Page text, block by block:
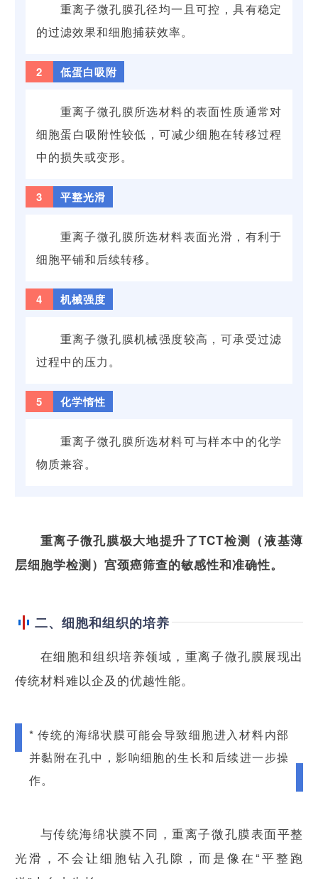
重离子微孔膜孔径均一且可控，具有稳定
的过滤效果和细胞捕获效率。
2 低蛋白吸附
重离子微孔膜所选材料的表面性质通常对
细胞蛋白吸附性较低，可减少细胞在转移过程
中的损失或变形。
3 平整光滑
重离子微孔膜所选材料表面光滑，有利于
细胞平铺和后续转移。
4 机械强度
重离子微孔膜机械强度较高，可承受过滤
过程中的压力。
5 化学惰性
重离子微孔膜所选材料可与样本中的化学
物质兼容。
重离子微孔膜极大地提升了TCT检测（液基薄
层细胞学检测）宫颈癌筛查的敏感性和准确性。
二、细胞和组织的培养
在细胞和组织培养领域，重离子微孔膜展现出
传统材料难以企及的优越性能。
* 传统的海绵状膜可能会导致细胞进入材料内部
并黏附在孔中，影响细胞的生长和后续进一步操
作。
与传统海绵状膜不同，重离子微孔膜表面平整
光滑，不会让细胞钻入孔隙，而是像在“平整跑